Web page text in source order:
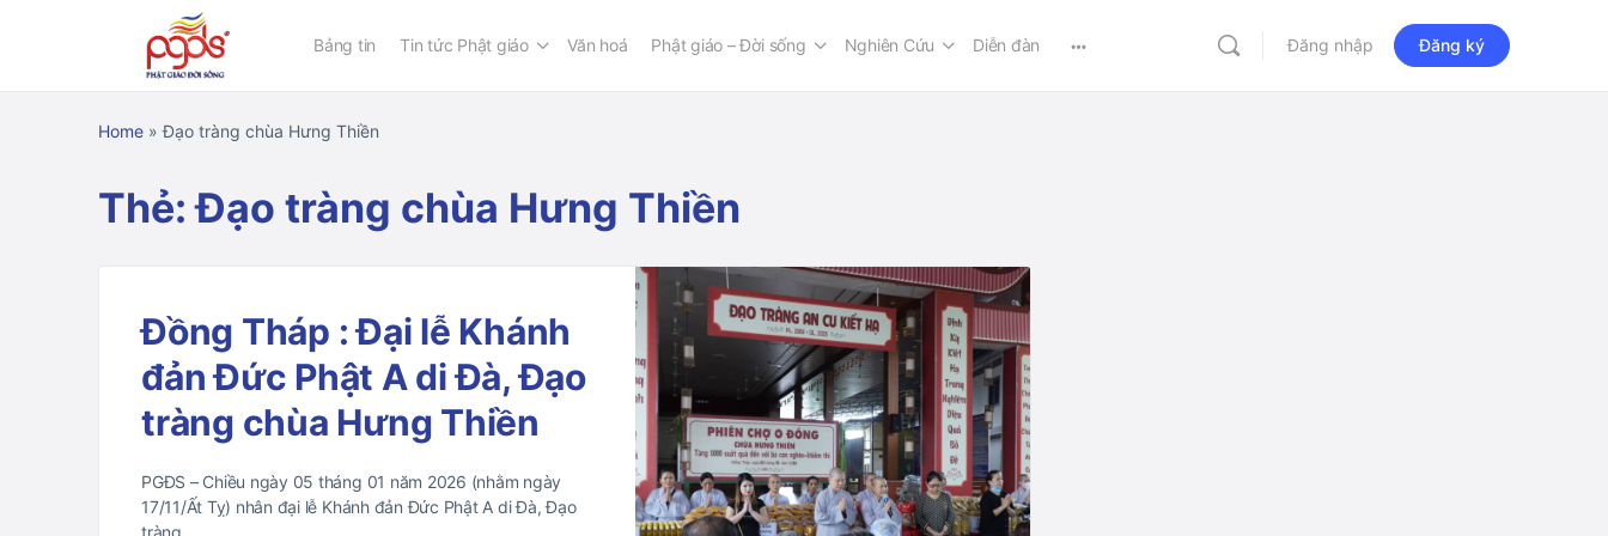
Bảng tin Tin tức Phật giáo Văn hoá Phật giáo – Đời sống Nghiên Cứu Diễn đàn Đăng nhập Đăng ký
Home »Đạo tràng chùa Hưng Thiền
Thẻ:Đạo tràng chùa Hưng Thiền
Đồng Tháp : Đại lễ Khánh
đản Đức Phật A di Đà, Đạo
tràng chùa Hưng Thiền
PGĐS – Chiều ngày 05 tháng 01 năm 2026 (nhằm ngày
17/11/Ất Tỵ) nhân đại lễ Khánh đản Đức Phật A di Đà, Đạo
tràng…